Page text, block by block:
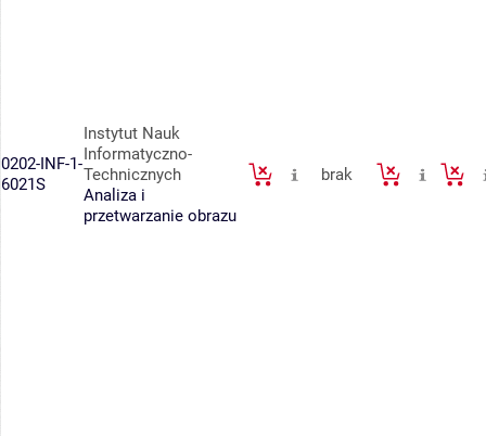
0202-INF-1-
6021S
Instytut Nauk
Informatyczno-
Technicznych
Analiza i
przetwarzanie obrazu
brak